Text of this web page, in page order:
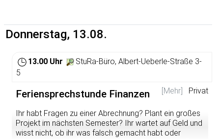
Referat die Stimme führt.
Die Unterlagen zur Hybrid-Konferenz findest du hier:
https://www.stura.uni-heidelberg.de/vs-
strukturen/referatekonferenz-
refkonf/sitzungsunterlagen-protokolle-der-
referatekonferenz/
mitdiskutieren möchtest, kannst du teilnehmen. Die
Sitzung findet hybrid statt:
Donnerstag, 13.08.
13.00 Uhr
StuRa-Büro, Albert-Ueberle-Straße 3-
5
[Mehr]
Privat
Feriensprechstunde Finanzen
Ihr habt Fragen zu einer Abrechnung? Plant ein großes
Projekt im nächsten Semester? Ihr wartet auf Geld und
wisst nicht, ob ihr was falsch gemacht habt oder